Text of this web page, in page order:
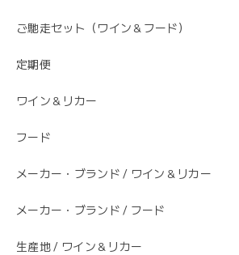
ご馳走セット（ワイン＆フード）
定期便
ワイン＆リカー
フード
メーカー・ブランド / ワイン＆リカー
メーカー・ブランド / フード
生産地 / ワイン＆リカー